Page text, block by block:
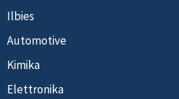
Ilbies
Automotive
Kimika
Elettronika